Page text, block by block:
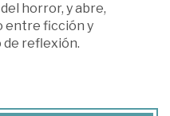
horror, y abre,
entre ficción y
de reflexión.